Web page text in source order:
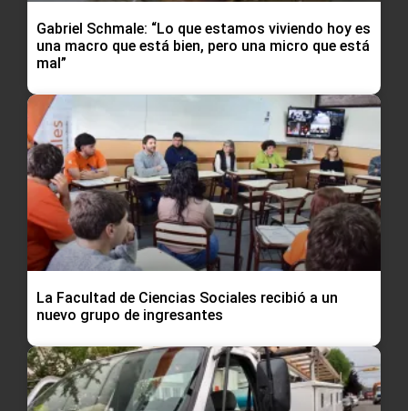
Gabriel Schmale: “Lo que estamos viviendo hoy es
una macro que está bien, pero una micro que está
mal”
La Facultad de Ciencias Sociales recibió a un
nuevo grupo de ingresantes